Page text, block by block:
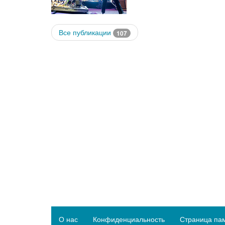
Все публикации 107
О нас Конфиденциальность Страница